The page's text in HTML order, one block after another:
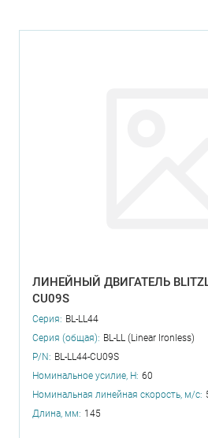
ЛИНЕЙНЫЙ ДВИГАТЕЛЬ
CU09S
Серия: BL-LL44
Серия (общая): BL-LL (Linear Ironless)
P/N: BL-LL44-CU09S
Номинальное усилие, Н: 60
Номинальная линейная скорость, м/с:
Длина, мм: 145